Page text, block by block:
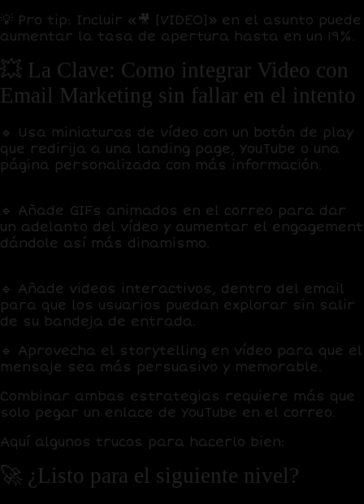
💡 Pro tip: Incluir «🎥 [VIDEO]» en el asunto puede
aumentar la tasa de apertura hasta en un 19%.
💥 La Clave: Como integrar Video con
Email Marketing sin fallar en el intento
🔹 Usa miniaturas de vídeo con un botón de play
que redirija a una landing page, YouTube o una
página personalizada con más información.
🔹 Añade GIFs animados en el correo para dar
un adelanto del vídeo y aumentar el engagement
dándole así más dinamismo.
🔹 Añade videos interactivos , dentro del email
para que los usuarios puedan explorar sin salir
de su bandeja de entrada.
🔹 Aprovecha el storytelling en vídeo para que el
mensaje sea más persuasivo y memorable.
Combinar ambas estrategias requiere más que
solo pegar un enlace de YouTube en el correo.
Aquí algunos trucos para hacerlo bien:
🚀 ¿Listo para el siguiente nivel?